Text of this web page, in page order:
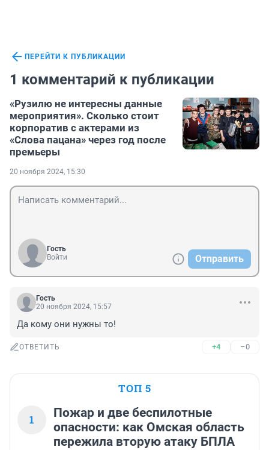
ПЕРЕЙТИ К ПУБЛИКАЦИИ
1 комментарий к публикации
«Рузилю не интересны данные
мероприятия». Сколько стоит
корпоратив с актерами из
«Слова пацана» через год после
премьеры
20 ноября 2024, 15:30
Гость
Войти
Отправить
Гость
20 ноября 2024, 15:57
Да кому они нужны то!
ОТВЕТИТЬ +4 –0
ТОП 5
1
Пожар и две беспилотные
опасности: как Омская область
пережила вторую атаку БПЛА